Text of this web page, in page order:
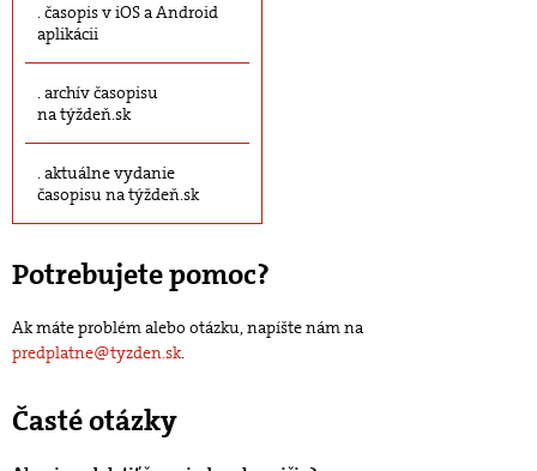
časopis v iOS a Android
aplikácii
archív časopisu
na týždeň.sk
aktuálne vydanie
časopisu na týždeň.sk
Potrebujete pomoc?
Ak máte problém alebo otázku, napíšte nám na
predplatne@tyzden.sk.
Časté otázky